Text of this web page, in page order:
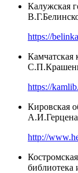
Калужская
https://
Камчатская
https://
Кировская
А.И.Герцена
http://